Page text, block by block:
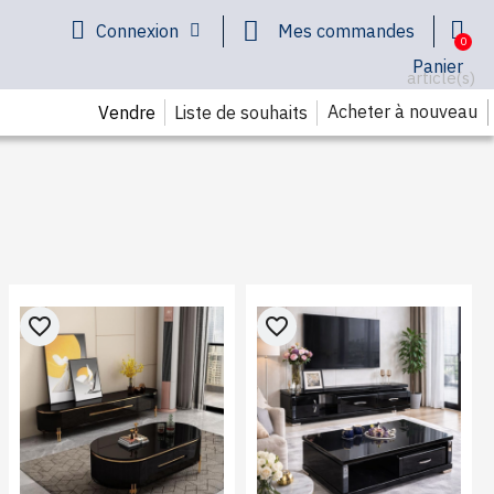
Connexion
Mes commandes
Panier
article(s)
Vendre Liste de souhaits Acheter à nouveau
favorite_border favorite_border